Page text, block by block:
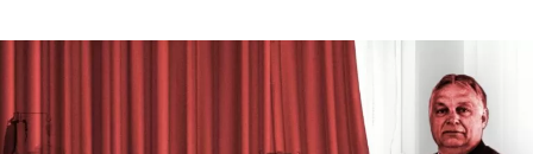
PEGASUS-MEGFIGYELÉSEK